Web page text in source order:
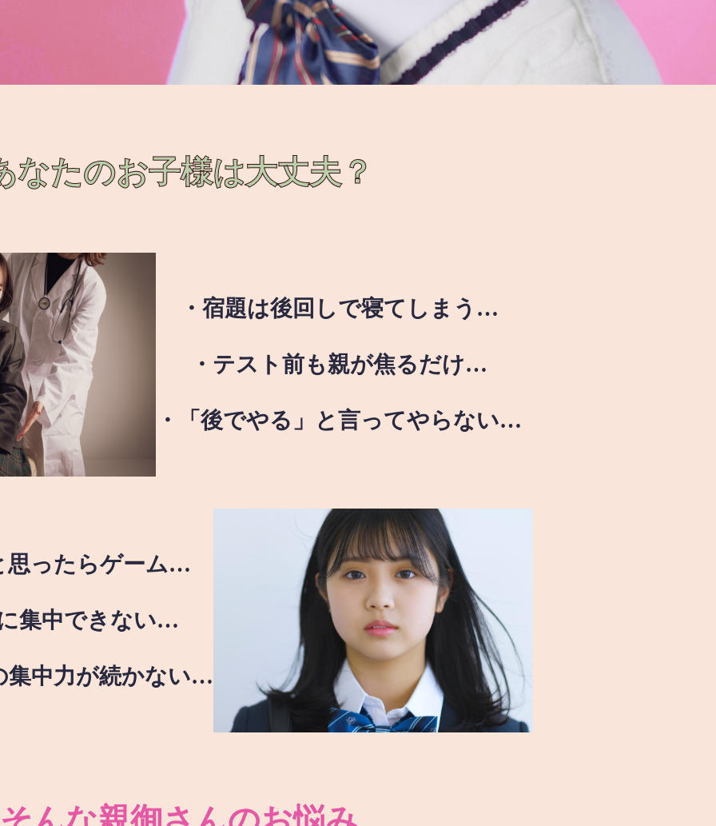
なたのお子様は大丈夫？
・宿題は後回しで寝てしまう…
・テスト前も親が焦るだけ…
・「後でやる」と言ってやらない…
思ったらゲーム…
集中できない…
集中力が続かない…